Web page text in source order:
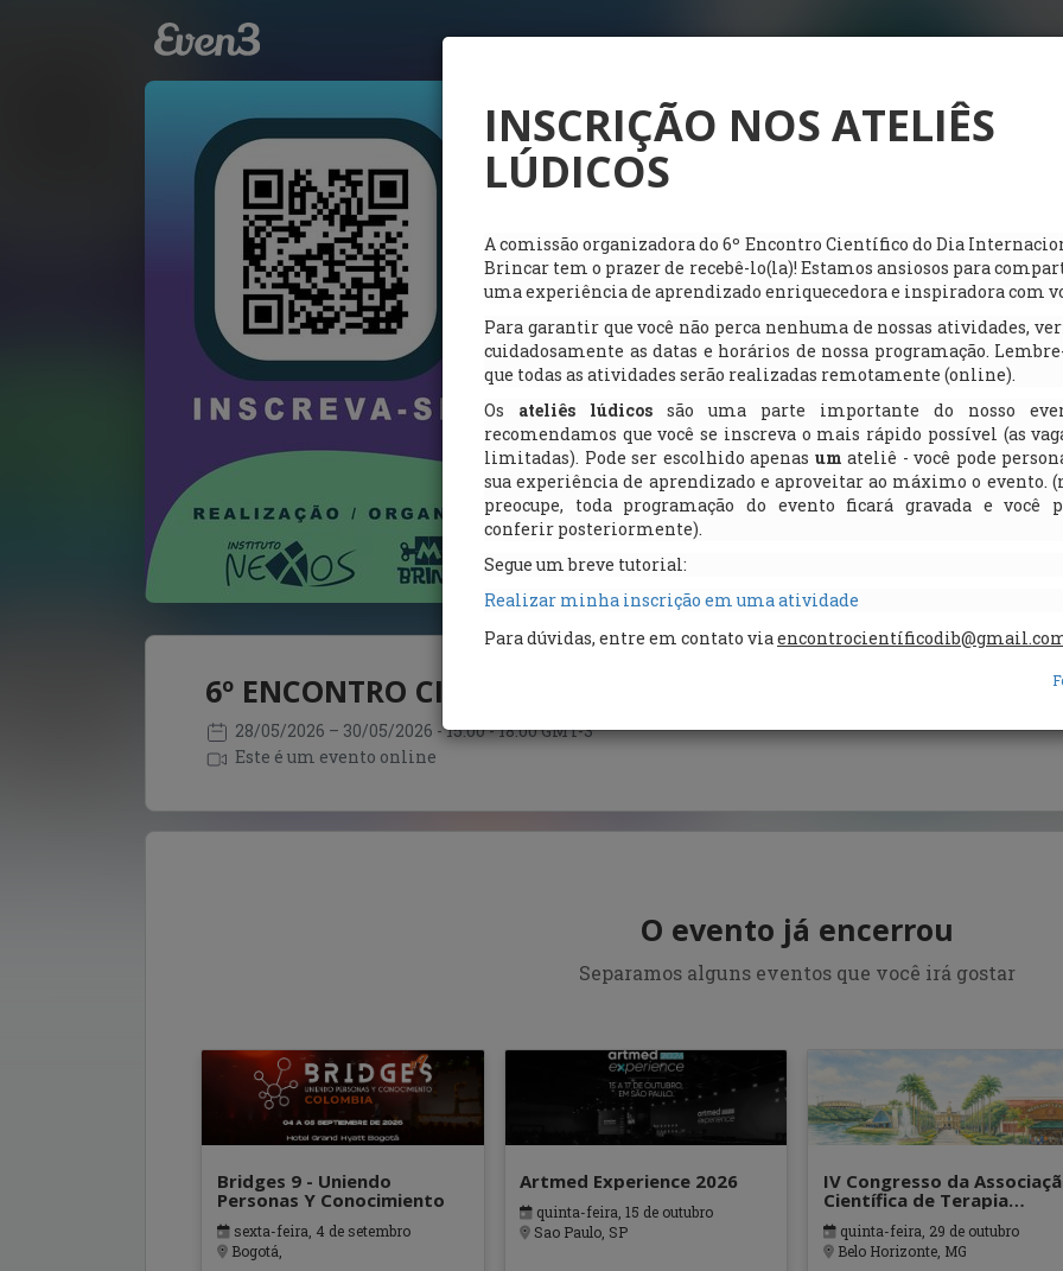
INSCRIÇÃO NOS ATELIÊS
LÚDICOS
A comissão organizadora do 6º Encontro Científico do Dia
Brincar tem o prazer de recebê-lo(la)! Estamos ansiosos para
uma experiência de aprendizado enriquecedora e inspiradora com
Para garantir que você não perca nenhuma de nossas atividades,
cuidadosamente as datas e horários de nossa programação.
que todas as atividades serão realizadas remotamente (online).
Os ateliês lúdicos são uma parte importante do nosso
recomendamos que você se inscreva o mais rápido possível (as
limitadas). Pode ser escolhido apenas um ateliê - você pode
sua experiência de aprendizado e aproveitar ao máximo o evento.
preocupe, toda programação do evento ficará gravada e você
conferir posteriormente).
Segue um breve tutorial:
Realizar minha inscrição em uma atividade
Para dúvidas, entre em contato via
6º ENCONTRO CIENTÍFICO DO DIA INTERNACIONAL DO
28/05/2026 – 30/05/2026 - 15:00 - 18:00 GMT-3
Este é um evento online
O evento já encerrou
Separamos alguns eventos que você irá gostar
Bridges 9 - Uniendo
Personas Y Conocimiento
sexta-feira, 4 de setembro
Bogotá,
Artmed Experience 2026
quinta-feira, 15 de outubro
Sao Paulo, SP
IV Congresso da
Científica de Terapia
Ocupacional em Contextos
Hospitalares e Cuidados
Paliativos - ATOHOSP
quinta-feira, 29 de outubro
Belo Horizonte, MG